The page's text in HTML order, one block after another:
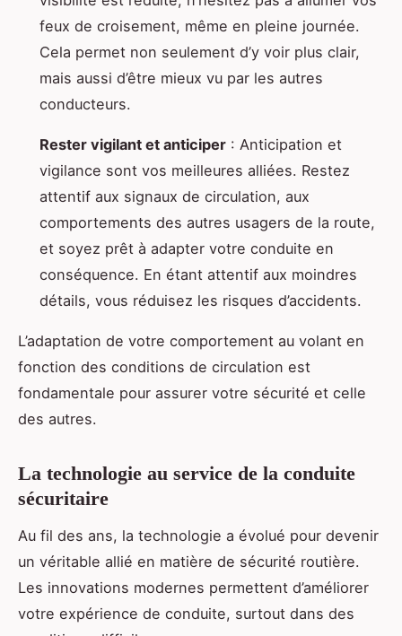
feux de croisement, même en pleine journée.
Cela permet non seulement d’y voir plus clair,
mais aussi d’être mieux vu par les autres
conducteurs.
Rester vigilant et anticiper : Anticipation et
vigilance sont vos meilleures alliées. Restez
attentif aux signaux de circulation, aux
comportements des autres usagers de la route,
et soyez prêt à adapter votre conduite en
conséquence. En étant attentif aux moindres
détails, vous réduisez les risques d’accidents.
L’adaptation de votre comportement au volant en
fonction des conditions de circulation est
fondamentale pour assurer votre sécurité et celle
des autres.
La technologie au service de la conduite
sécuritaire
Au fil des ans, la technologie a évolué pour devenir
un véritable allié en matière de sécurité routière.
Les innovations modernes permettent d’améliorer
votre expérience de conduite, surtout dans des